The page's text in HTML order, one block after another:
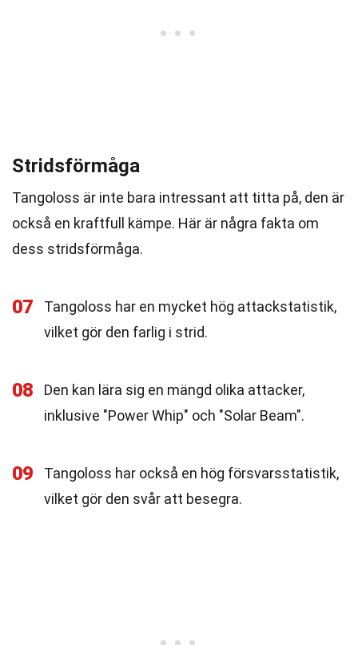
Stridsförmåga
Tangoloss är inte bara intressant att titta på, den är
också en kraftfull kämpe. Här är några fakta om
dess stridsförmåga.
07
Tangoloss har en mycket hög attackstatistik,
vilket gör den farlig i strid.
08
Den kan lära sig en mängd olika attacker,
inklusive "Power Whip" och "Solar Beam".
09
Tangoloss har också en hög försvarsstatistik,
vilket gör den svår att besegra.